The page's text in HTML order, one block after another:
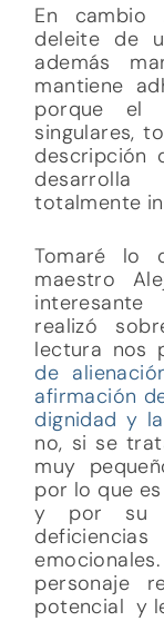
En cambio
deleite de
además
mantiene
porque el
singulares,
desarrolla
totalmente
Tomaré lo
maestro
realizó
lectura
de
afirmación
dignidad y
no, si se
muy
por lo que
y por su
personaje
potencial y